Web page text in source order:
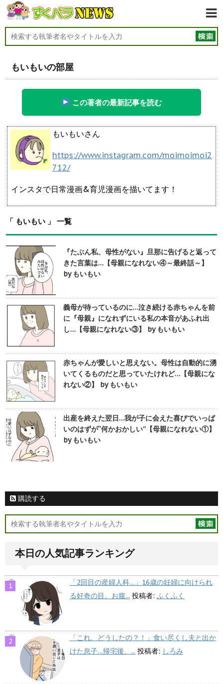
もいもいの部屋
この著者の最新記事を読む
もいもいさん
https://www.instagram.com/moimoimoi2
712/
インスタで日常漫画&育児漫画を描いてます！
「 もいもい 」 一覧
『たぶん私、母性がない』旦那に告げると返って
きた言葉は…【母親になれない④～最終話～】
by もいもい
義母が待っているのに…泣き続ける赤ちゃんを前
に『母親』になれずにいる私の本音があふれ出
し…【母親になれない③】 by もいもい
赤ちゃんが愛しいと思えない。母性は自動的に湧
いてくるものだと思っていたけれど…【母親にな
れない②】 by もいもい
出産を終えた翌日…我が子に会えた喜びでいっぱ
いのはずが“何かおかしい”【母親になれない①】
by もいもい
購読する
本日の人気記事ランキング
「2回目の産婦人科…」16歳の妊婦に向けられ
る好奇の目。お腹... 投稿者: ふくふく
「これ、どうしたの？！」食い尽くし夫と出か
けた息子…帰宅後、... 投稿者: しろみ